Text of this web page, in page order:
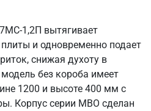
1,2П вытягивает
и одновременно подает
снижая духоту в
без короба имеет
1200 и высоте 400 мм с
Корпус серии МВО сделан